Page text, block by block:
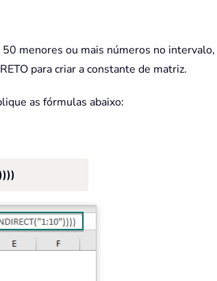
menores ou mais números no
para criar a constante de matriz.
as fórmulas abaixo: